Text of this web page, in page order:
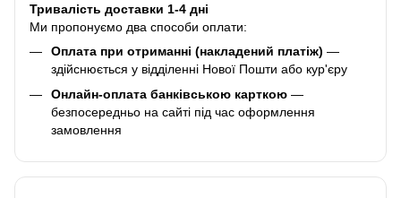
Тривалість доставки 1-4 дні
Ми пропонуємо два способи оплати:
Оплата при отриманні (накладений платіж) —
здійснюється у відділенні Нової Пошти або кур'єру
Онлайн-оплата банківською карткою —
безпосередньо на сайті під час оформлення
замовлення